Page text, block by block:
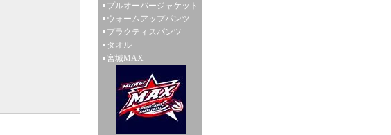
プルオーバージャケット
ウォームアップパンツ
プラクティスパンツ
タオル
宮城MAX